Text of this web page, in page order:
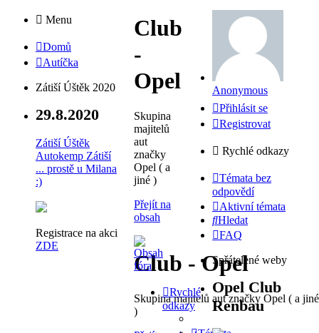
Menu
Domů
Autíčka
Zátiší Úštěk 2020
29.8.2020
Zátiší Úštěk
Autokemp Zátiší
... prostě u Milana
:)
Registrace na akci
ZDE
Club
-
Opel
Skupina
majitelů
aut
značky
Opel ( a
jiné )
Přejít na
obsah
Club - Opel
Skupina majitelů aut značky Opel ( a jiné
)
Rychlé
odkazy
Anonymous
Přihlásit se
Registrovat
Rychlé odkazy
Témata bez
odpovědí
Aktivní témata
Hledat
FAQ
Spřátelené weby
Opel Club
Renbau